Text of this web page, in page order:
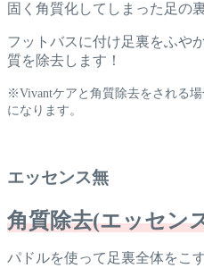
固く角質化してしまった足の
フットバスに付け足裏をふや
質を除去します！
※Vivantケアと角質除去をされる
になります。
エッセンス無
角質除去(エッセン
パドルを使って足裏全体をこ